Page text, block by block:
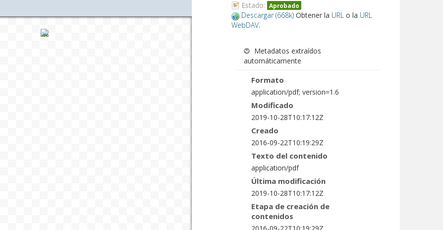
Estado: Aprobado
Descargar (668k) Obtener la URLo la URL
WebDAV.
Metadatos extraídos
automáticamente
Formato
application/pdf; version=1.6
Modificado
2019-10-28T10:17:12Z
Creado
2016-09-22T10:19:29Z
Texto del contenido
application/pdf
Última modificación
2019-10-28T10:17:12Z
Etapa de creación de
contenidos